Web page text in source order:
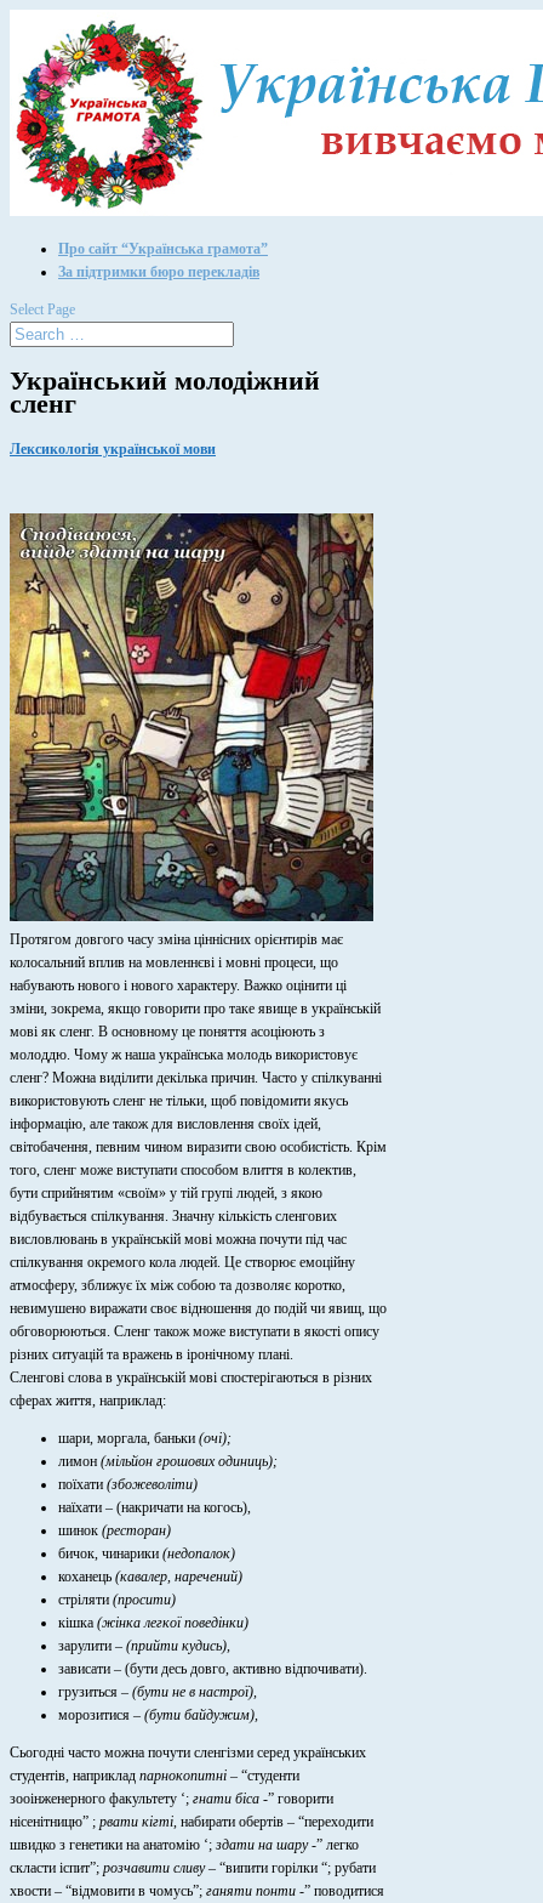
Про сайт “Українська грамота”
За підтримки бюро перекладів
Select Page
Український молодіжний
сленг
Лексикологія української мови
Протягом довгого часу зміна ціннісних орієнтирів має
колосальний вплив на мовленнєві і мовні процеси, що
набувають нового і нового характеру. Важко оцінити ці
зміни, зокрема, якщо говорити про таке явище в українській
мові як сленг. В основному це поняття асоціюють з
молоддю. Чому ж наша українська молодь використовує
сленг? Можна виділити декілька причин. Часто у спілкуванні
використовують сленг не тільки, щоб повідомити якусь
інформацію, але також для висловлення своїх ідей,
світобачення, певним чином виразити свою особистість. Крім
того, сленг може виступати способом влиття в колектив,
бути сприйнятим «своїм» у тій групі людей, з якою
відбувається спілкування. Значну кількість сленгових
висловлювань в українській мові можна почути під час
спілкування окремого кола людей. Це створює емоційну
атмосферу, зближує їх між собою та дозволяє коротко,
невимушено виражати своє відношення до подій чи явищ, що
обговорюються. Сленг також може виступати в якості опису
різних ситуацій та вражень в іронічному плані.
Сленгові слова в українській мові спостерігаються в різних
сферах життя, наприклад:
шари, моргала, баньки (очі);
лимон (мільйон грошових одиниць);
поїхати (збожеволіти)
наїхати – (накричати на когось),
шинок (ресторан)
бичок, чинарики (недопалок)
коханець (кавалер, наречений)
стріляти (просити)
кішка (жінка легкої поведінки)
зарулити – (прийти кудись),
зависати – (бути десь довго, активно відпочивати).
грузиться – (бути не в настрої),
морозитися – (бути байдужим),
Сьогодні часто можна почути сленгізми серед українських
студентів, наприклад парнокопитні – “студенти
зооінженерного факультету ‘; гнати біса -” говорити
нісенітницю” ; рвати кігті , набирати обертів – “переходити
швидко з генетики на анатомію ‘; здати на шару-” легко
скласти іспит”; розчавити сливу– “випити горілки “; рубати
хвости – “відмовити в чомусь”; ганяти понти -” поводитися